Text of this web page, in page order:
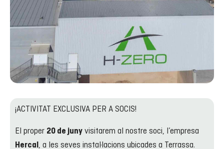
¡ACTIVITAT EXCLUSIVA PER A SOCIS!
El proper 20 de juny visitarem al nostre soci, l’empresa
Hercal , a les seves instal·lacions ubicades a Terrassa.